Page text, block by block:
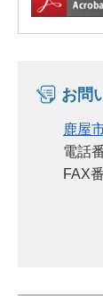
お問
鹿屋
電話
FAX